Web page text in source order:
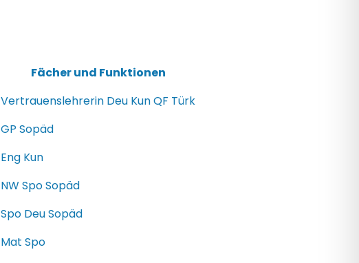
Fächer und Funktionen
Vertrauenslehrerin Deu Kun QF Türk
GP Sopäd
Eng Kun
NW Spo Sopäd
Spo Deu Sopäd
Mat Spo